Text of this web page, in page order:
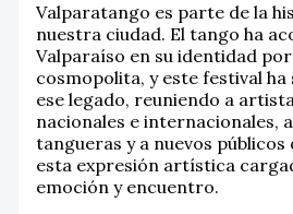
Valparatango es parte de la
nuestra ciudad. El tango ha
Valparaíso en su identidad
cosmopolita, y este festival
ese legado, reuniendo a
nacionales e internacionales,
tangueras y a nuevos públicos
esta expresión artística
emoción y encuentro.